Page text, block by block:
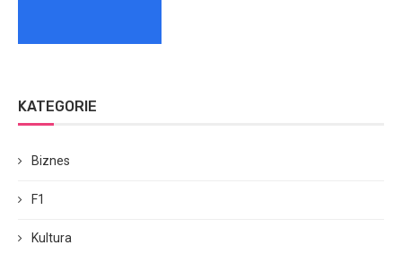
KATEGORIE
Biznes
F1
Kultura